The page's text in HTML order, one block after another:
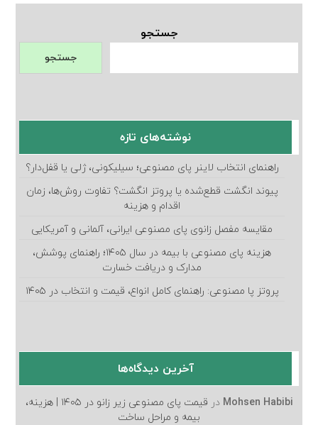
جستجو
جستجو
نوشته‌های تازه
راهنمای انتخاب لاینر پای مصنوعی؛ سیلیکونی، ژلی یا قفل‌دار؟
پیوند انگشت قطع‌شده یا پروتز انگشت؟ تفاوت روش‌ها، زمان
اقدام و هزینه
مقایسه مفصل زانوی پای مصنوعی ایرانی، آلمانی و آمریکایی
هزینه پای مصنوعی با بیمه در سال ۱۴۰۵؛ راهنمای پوشش،
مدارک و دریافت خسارت
پروتز پا مصنوعی: راهنمای کامل انواع، قیمت و انتخاب در ۱۴۰۵
آخرین دیدگاه‌ها
Mohsen Habibi در
قیمت پای مصنوعی زیر زانو در ۱۴۰۵ | هزینه،
بیمه و مراحل ساخت